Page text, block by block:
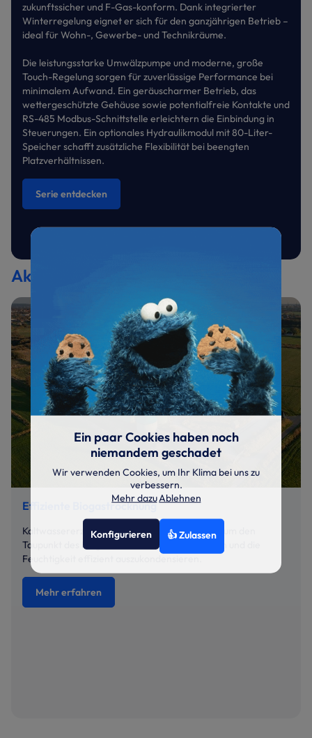
zukunftssicher und F-Gas-konform. Dank integrierter
Winterregelung eignet er sich für den ganzjährigen Betrieb –
ideal für Wohn-, Gewerbe- und Technikräume.
Die leistungsstarke Umwälzpumpe und moderne, große
Touch-Regelung sorgen für zuverlässige Performance bei
minimalem Aufwand. Ein geräuscharmer Betrieb, das
wettergeschützte Gehäuse sowie potentialfreie Kontakte und
RS-485 Modbus-Schnittstelle erleichtern die Einbindung in
Steuerungen. Ein optionales Hydraulikmodul mit 80-Liter-
Speicher schafft zusätzliche Flexibilität bei beengten
Platzverhältnissen.
Serie entdecken
Aktuelle Themen
Effiziente Biogastrocknung
Kaltwassererzeuger sind die optimale Lösung, um den
Taupunkt des Biogases sicher zu unterschreiten und die
Feuchtigkeit effizient auszukondensieren.
Mehr erfahren
Ein paar Cookies haben noch
niemandem geschadet
Wir verwenden Cookies, um Ihr Klima bei uns zu
verbessern.
Mehr dazuAblehnen
Konfigurieren 👍 Zulassen